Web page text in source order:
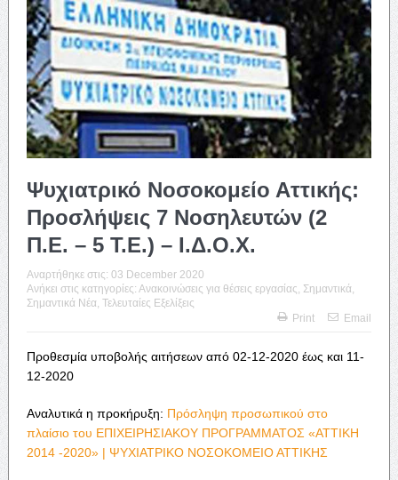
Ψυχιατρικό Νοσοκομείο Αττικής:
Προσλήψεις 7 Νοσηλευτών (2
Π.Ε. – 5 Τ.Ε.) – Ι.Δ.Ο.Χ.
Αναρτήθηκε στις: 03 December 2020
Ανήκει στις κατηγορίες: Ανακοινώσεις για θέσεις εργασίας Σημαντικά
Σημαντικά Νέα Τελευταίες Εξελίξεις
Print
Email
Προθεσμία υποβολής αιτήσεων από 02-12-2020 έως και 11-
12-2020
Αναλυτικά η προκήρυξη: Πρόσληψη προσωπικού στο
πλαίσιο του ΕΠΙΧΕΙΡΗΣΙΑΚΟΥ ΠΡΟΓΡΑΜΜΑΤΟΣ «ΑΤΤΙΚΗ
2014 -2020» | ΨΥΧΙΑΤΡΙΚΟ ΝΟΣΟΚΟΜΕΙΟ ΑΤΤΙΚΗΣ